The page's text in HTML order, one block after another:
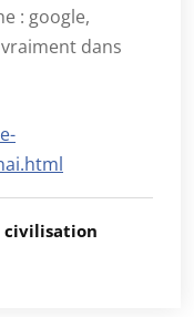
: google,
dans
civilisation